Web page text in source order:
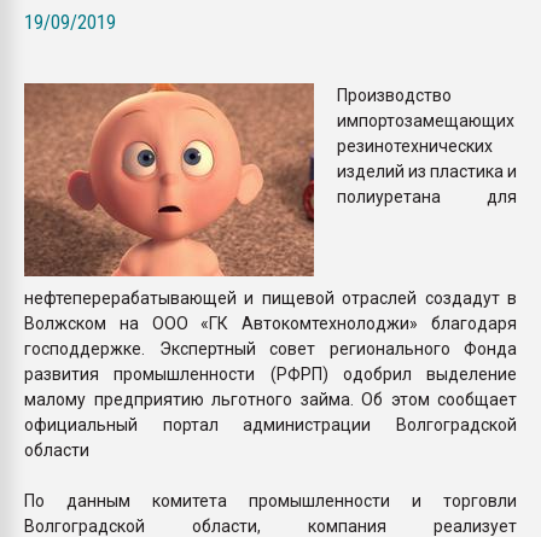
19/09/2019
Производство
импортозамещающих
резинотехнических
изделий из пластика и
полиуретана для
нефтеперерабатывающей и пищевой отраслей создадут в
Волжском на ООО «ГК Автокомтехнолоджи» благодаря
господдержке. Экспертный совет регионального Фонда
развития промышленности (РФРП) одобрил выделение
малому предприятию льготного займа. Об этом сообщает
официальный портал администрации Волгоградской
области
По данным комитета промышленности и торговли
Волгоградской области, компания реализует